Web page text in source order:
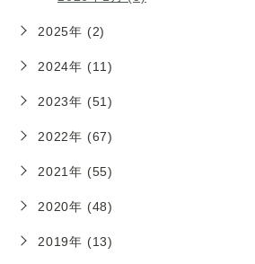
2025年 (2)
2024年 (11)
2023年 (51)
2022年 (67)
2021年 (55)
2020年 (48)
2019年 (13)